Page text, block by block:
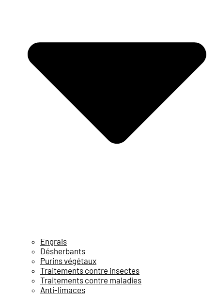
Engrais
Désherbants
Purins végétaux
Traitements contre insectes
Traitements contre maladies
Anti-limaces